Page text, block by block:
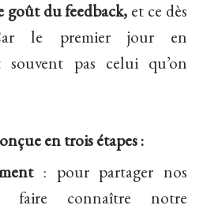
goût du feedback, et ce dès
Car le premier jour en
souvent pas celui qu’on
en trois étapes :
: pour partager nos
faire connaître notre